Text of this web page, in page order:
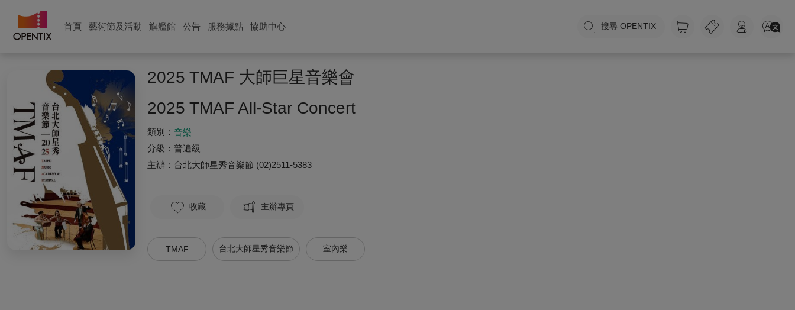
首頁 藝術節及活動 旗艦館 公告 服務據點 協助中心 搜尋 OPENTIX
2025 TMAF 大師巨星音樂會
2025 TMAF All-Star Concert
類別： 音樂
分級： 普遍級
主辦： 台北大師星秀音樂節 (02)2511-5383
收藏 主辦專頁
TMAF 台北大師星秀音樂節 室內樂